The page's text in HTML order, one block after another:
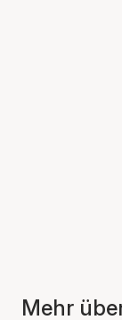
Mehr